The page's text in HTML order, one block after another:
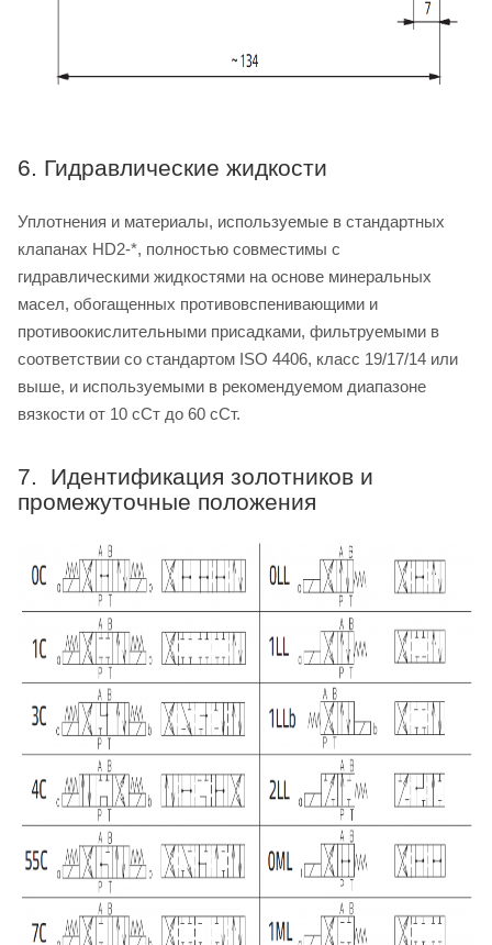
6. Гидравлические жидкости
Уплотнения и материалы, используемые в стандартных
клапанах HD2-*, полностью совместимы с
гидравлическими жидкостями на основе минеральных
масел, обогащенных противовспенивающими и
противоокислительными присадками, фильтруемыми в
соответствии со стандартом ISO 4406, класс 19/17/14 или
выше, и используемыми в рекомендуемом диапазоне
вязкости от 10 сСт до 60 сСт.
7. Идентификация золотников и
промежуточные положения